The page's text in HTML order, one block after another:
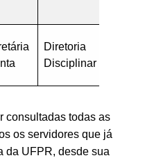
Diretoria
Disciplinar
consultadas todas as
os servidores que já
da UFPR, desde sua